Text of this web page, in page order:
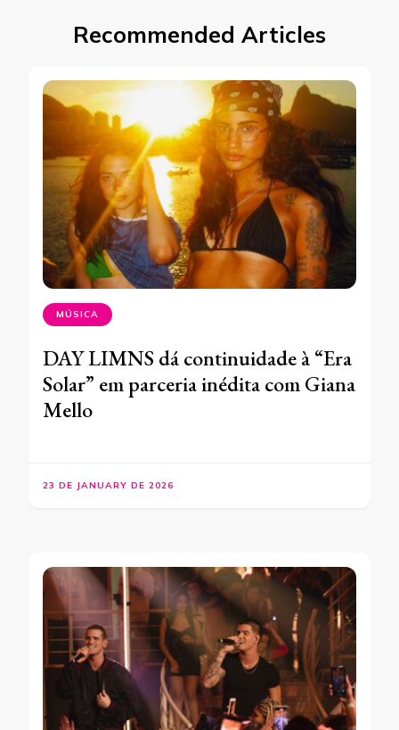
Recommended Articles
MÚSICA
DAY LIMNS dá continuidade à “Era
Solar” em parceria inédita com Giana
Mello
23 DE JANUARY DE 2026